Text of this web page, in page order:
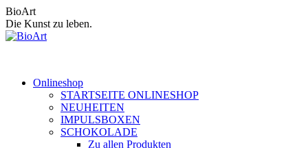
Zum
Inhalt
springen
BioArt
Die Kunst zu leben.
Onlineshop
STARTSEITE ONLINESHOP
NEUHEITEN
IMPULSBOXEN
SCHOKOLADE
Zu allen Produkten